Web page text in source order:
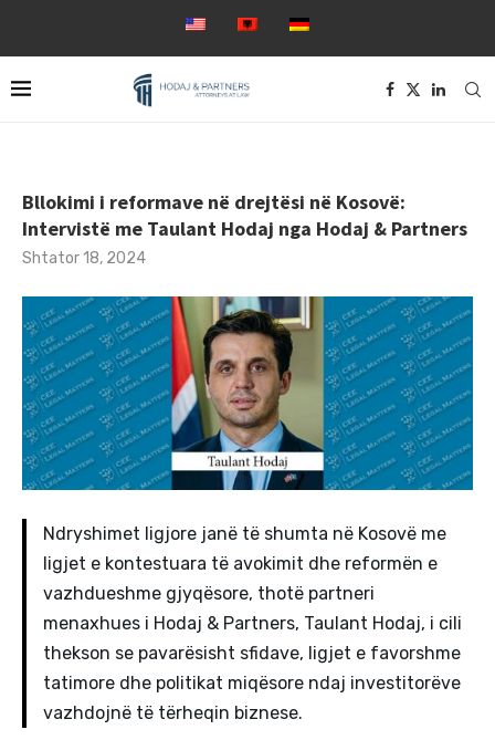
Bllokimi i reformave në drejtësi në Kosovë:
Intervistë me Taulant Hodaj nga Hodaj & Partners
Shtator 18, 2024
Ndryshimet ligjore janë të shumta në Kosovë me
ligjet e kontestuara të avokimit dhe reformën e
vazhdueshme gjyqësore, thotë partneri
menaxhues i Hodaj & Partners, Taulant Hodaj, i cili
thekson se pavarësisht sfidave, ligjet e favorshme
tatimore dhe politikat miqësore ndaj investitorëve
vazhdojnë të tërheqin biznese.